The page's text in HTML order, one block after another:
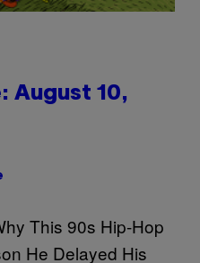
August 10,